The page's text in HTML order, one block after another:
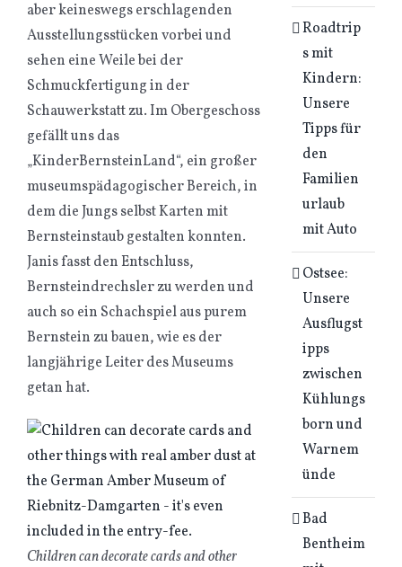
aber keineswegs erschlagenden
Ausstellungsstücken vorbei und
sehen eine Weile bei der
Schmuckfertigung in der
Schauwerkstatt zu. Im Obergeschoss
gefällt uns das
„KinderBernsteinLand“, ein großer
museumspädagogischer Bereich, in
dem die Jungs selbst Karten mit
Bernsteinstaub gestalten konnten.
Janis fasst den Entschluss,
Bernsteindrechsler zu werden und
auch so ein Schachspiel aus purem
Bernstein zu bauen, wie es der
langjährige Leiter des Museums
getan hat.
Children can decorate cards and other
Roadtrip
s mit
Kindern:
Unsere
Tipps für
den
Familien
urlaub
mit Auto
Ostsee:
Unsere
Ausflugst
ipps
zwischen
Kühlungs
born und
Warnem
ünde
Bad
Bentheim